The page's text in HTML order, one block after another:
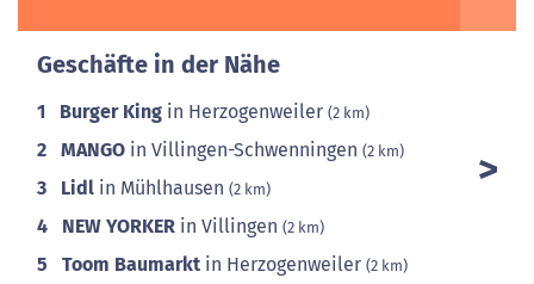
Geschäfte in der Nähe
1 Burger King in Herzogenweiler (2 km)
2 MANGO in Villingen-Schwenningen (2 km)
3 Lidl in Mühlhausen (2 km)
4 NEW YORKER in Villingen (2 km)
5 Toom Baumarkt in Herzogenweiler (2 km)